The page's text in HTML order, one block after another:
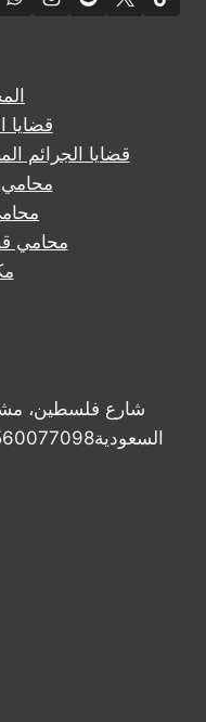
قضايا
قضايا الجرائم
محامي
محامي
السعودية0560077098 almoayad.law@gmail.com